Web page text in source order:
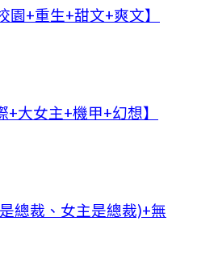
+重生+甜文+爽文】
大女主+機甲+幻想】
總裁、女主是總裁)+無